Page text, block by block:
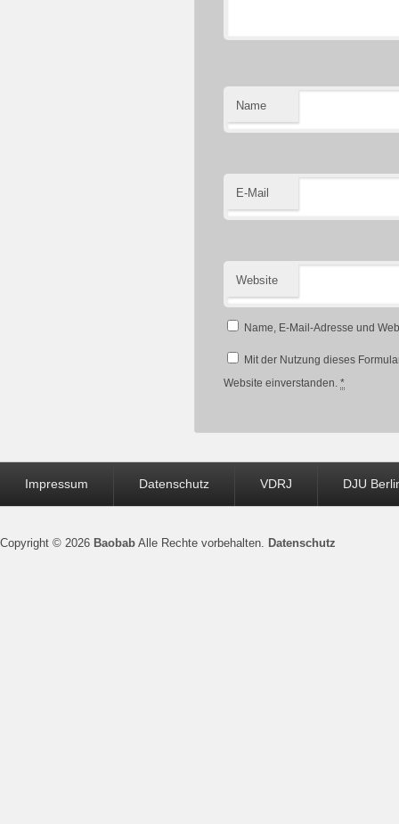
Name
E-Mail
Website
Name, E-Mail-Adresse und
Mit der Nutzung dieses
Website einverstanden. *
MenüImpressum Datenschutz VDRJ DJU
Copyright © 2026 Baobab Alle Rechte vorbehalten. Datenschutz